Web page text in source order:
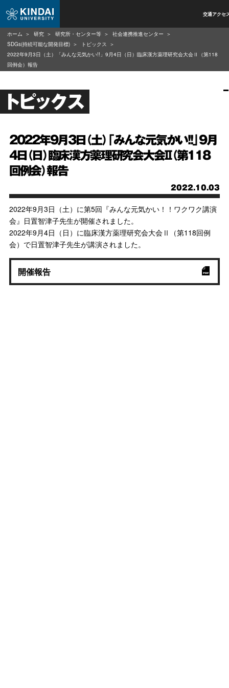
交通アクセ
トピックス
2022年9月3日（土）「みんな元気かい!!」9月
4日（日）臨床漢方薬理研究会大会Ⅱ（第118
回例会）報告
2022.10.03
2022年9月3日（土）に第5回『みんな元気かい！！ワクワク講演
会』日置智津子先生が開催されました。
2022年9月4日（日）に臨床漢方薬理研究会大会Ⅱ（第118回例
会）で日置智津子先生が講演されました。
開催報告
ホーム 研究 研究所・センター等
社会連携推進センター
SDGs(持続可能な開発目標)
トピックス
2022年9月3日（土）「みんな元気かい!!」9月4日（日）臨床漢方薬理研究会大会Ⅱ（第118
回例会）報告